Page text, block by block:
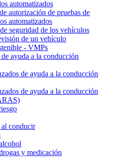
automatizados
autorización de pruebas de
automatizados
seguridad de los vehículos
de un vehículo
- VMPs
de ayuda a la conducción
de ayuda a la conducción
de ayuda a la conducción
conducir
y medicación